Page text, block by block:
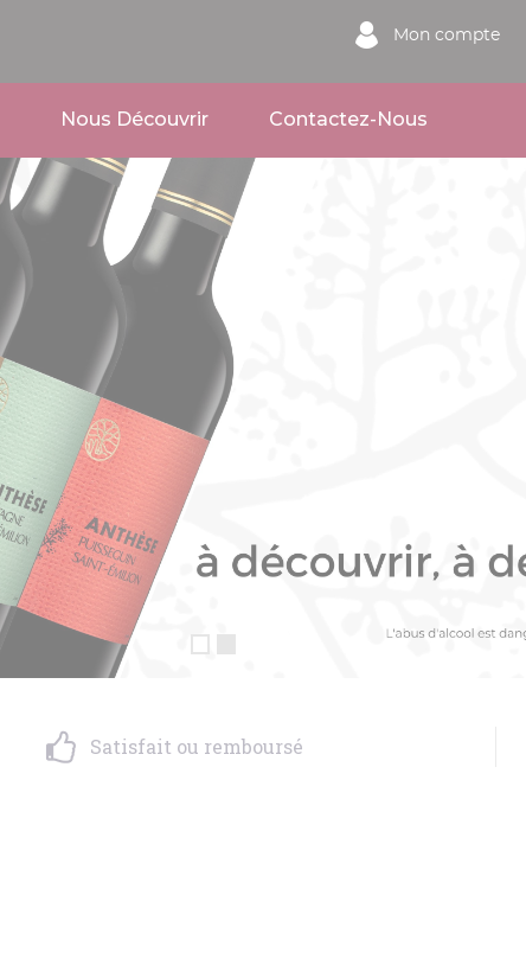
Mon compte
Nous Découvrir Contactez-Nous
Satisfait ou remboursé